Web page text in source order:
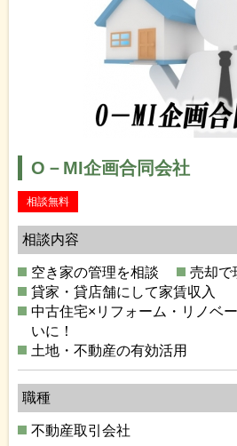
O－MI企画合同会社
相談無料
相談内容
空き家の管理を相談
売却で
貸家・貸店舗にして家賃収入
中古住宅×リフォーム・リノベ
いに！
土地・不動産の有効活用
職種
不動産取引会社